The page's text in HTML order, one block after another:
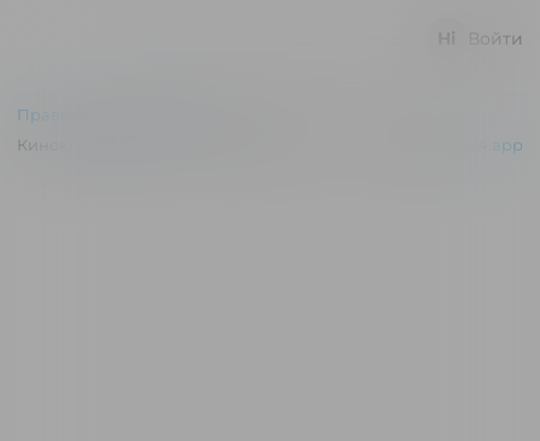
Войти
Правила и соглашения
Киноконцертный зал "Эльдар" © 2026
p24.app